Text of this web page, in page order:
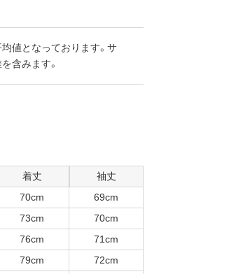
値となっております。サ
含みます。
着丈
袖丈
70cm
69cm
73cm
70cm
76cm
71cm
79cm
72cm